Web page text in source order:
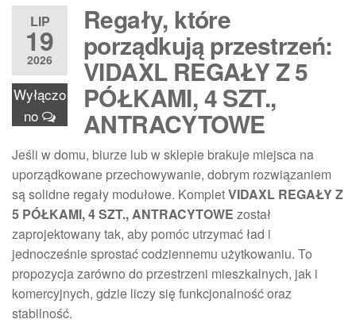
LIP
19
2026
Wyłączo
no
Regały, które
porządkują przestrzeń:
VIDAXL REGAŁY Z 5
PÓŁKAMI, 4 SZT.,
ANTRACYTOWE
Jeśli w domu, biurze lub w sklepie brakuje miejsca na
uporządkowane przechowywanie, dobrym rozwiązaniem
są solidne regały modułowe. KompletVIDAXL REGAŁY Z
5 PÓŁKAMI, 4 SZT., ANTRACYTOWE został
zaprojektowany tak, aby pomóc utrzymać ład i
jednocześnie sprostać codziennemu użytkowaniu. To
propozycja zarówno do przestrzeni mieszkalnych, jak i
komercyjnych, gdzie liczy się funkcjonalność oraz
stabilność.